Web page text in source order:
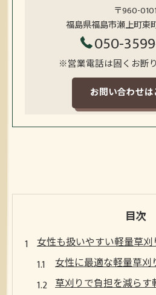
〒960-0101
福島県福島市瀬上町東
050-
※営業電話は固くお断
お問い合わせは
目次
女性も扱いやすい軽量草
女性に最適な軽量草
草刈りで負担を減ら